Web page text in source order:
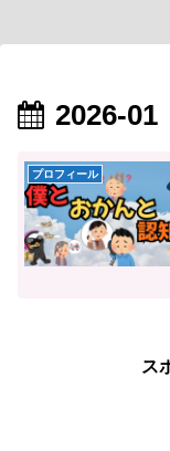
2026-01
プロフィール
ス